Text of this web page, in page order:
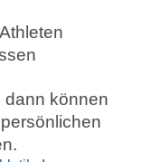
dann können